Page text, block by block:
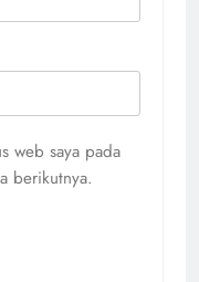
web saya pada
berikutnya.